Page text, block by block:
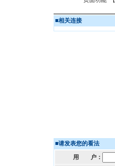
■相关连接
■请发表您的看法
用 户：